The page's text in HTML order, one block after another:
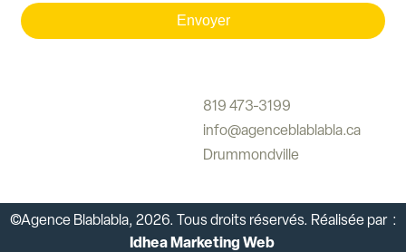
819 473-3199
info@agenceblablabla.ca
Drummondville
Envoyer
©Agence Blablabla, 2026. Tous droits réservés. Réalisée par :
Idhea Marketing Web